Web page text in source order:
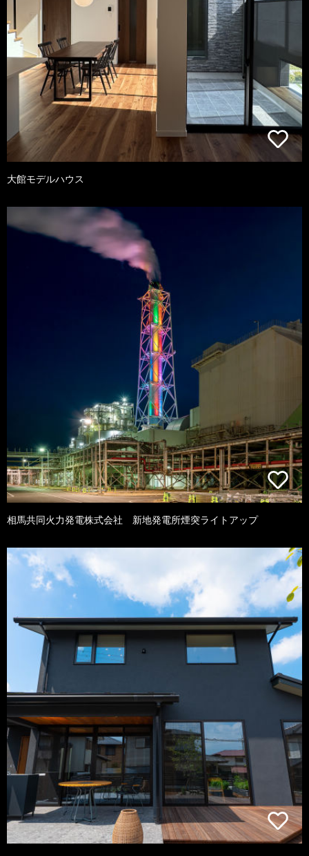
大館モデルハウス
相馬共同火力発電株式会社 新地発電所煙突ライトアップ